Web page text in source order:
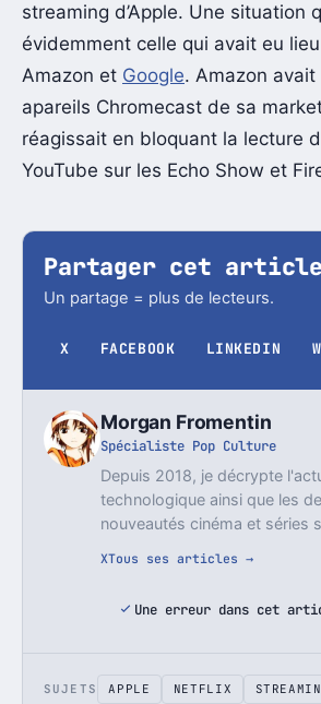
streaming d’Apple. Une situation
évidemment celle qui avait eu
Amazon et Google. Amazon avait
apareils Chromecast de sa
réagissait en bloquant la lecture
YouTube sur les Echo Show et
Partager cet article
Un partage = plus de lecteurs.
X FACEBOOK LINKEDIN
Morgan Fromentin
Spécialiste Pop Culture
Depuis 2018, je décrypte
technologique ainsi que les
nouveautés cinéma et séries
XTous ses articles →
Une erreur dans cet
SUJETS APPLE NETFLIX